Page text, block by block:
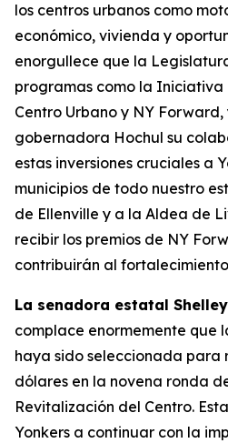
los centros urbanos como
económico, vivienda y
enorgullece que la
programas como la
Centro Urbano y NY
gobernadora Hochul su
estas inversiones cruciales a
municipios de todo nuestro
de Ellenville y a la Aldea de
recibir los premios de NY
contribuirán al
La senadora estatal
complace enormemente que
haya sido seleccionada para
dólares en la novena ronda
Revitalización del Centro.
Yonkers a continuar con la